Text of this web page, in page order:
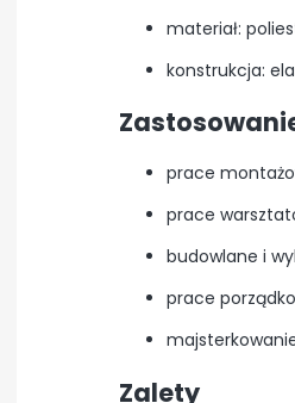
materiał:
konstrukcja:
prace
prace
budowlane i
prace
Zalety